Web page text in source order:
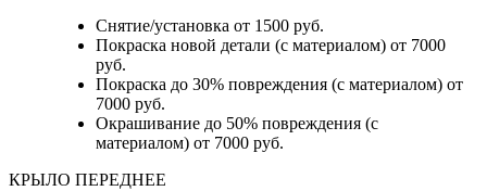
Снятие/установка от 1500 руб.
Покраска новой детали (с материалом) от 7000
руб.
Покраска до 30% повреждения (с материалом) от
7000 руб.
Окрашивание до 50% повреждения (с
материалом) от 7000 руб.
КРЫЛО ПЕРЕДНЕЕ